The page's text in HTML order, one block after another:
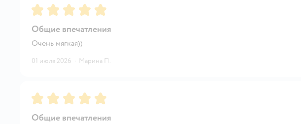
Рейтинг:5
Общие впечатления
Очень мягкая))
01 июля 2026 · Марина П.
Рейтинг:5
Общие впечатления